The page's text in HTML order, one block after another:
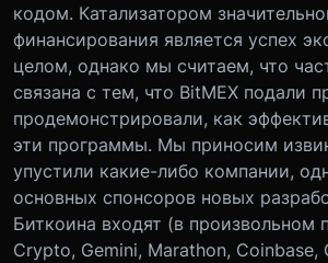
кодом. Катализатором
финансирования является успех
целом, однако мы считаем, что
связана с тем, что BitMEX подали
продемонстрировали, как
эти программы. Мы приносим
упустили какие-либо компании,
основных спонсоров новых
Биткоина входят (в произвольном
Crypto, Gemini, Marathon, Coinbase,